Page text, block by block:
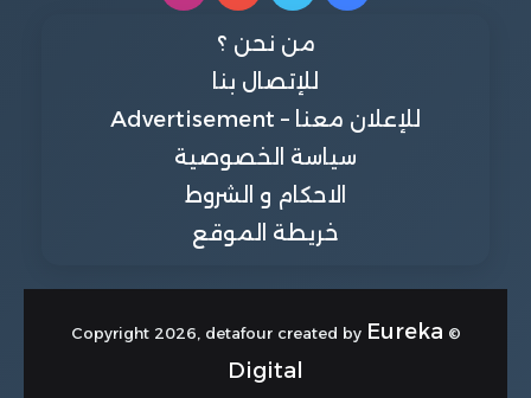
من نحن ؟
للإتصال بنا
للإعلان معنا – Advertisement
سياسة الخصوصية
الاحكام و الشروط
خريطة الموقع
© Copyright 2026, detafour created by
Eureka
Digital